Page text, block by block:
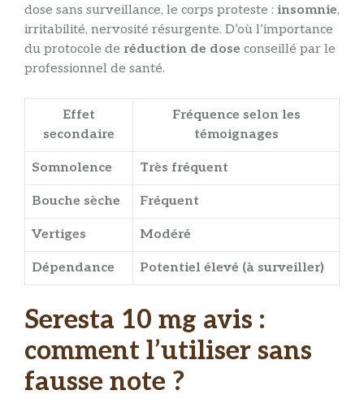
dose sans surveillance, le corps proteste : insomnie,
irritabilité, nervosité résurgente. D’où l’importance
du protocole de réduction de dose conseillé par le
professionnel de santé.
Effet
secondaire
Fréquence selon les
témoignages
Somnolence Très fréquent
Bouche sèche Fréquent
Vertiges Modéré
Dépendance Potentiel élevé (à surveiller)
Seresta 10 mg avis :
comment l’utiliser sans
fausse note ?